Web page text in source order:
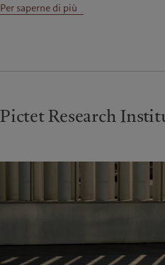
Per saperne di più
Pictet Research